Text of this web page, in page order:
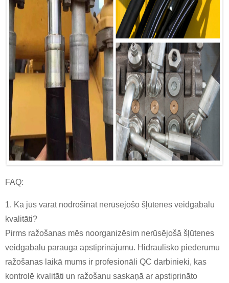
FAQ:
1. Kā jūs varat nodrošināt nerūsējošo šļūtenes veidgabalu
kvalitāti?
Pirms ražošanas mēs noorganizēsim nerūsējošā šļūtenes
veidgabalu parauga apstiprinājumu. Hidraulisko piederumu
ražošanas laikā mums ir profesionāli QC darbinieki, kas
kontrolē kvalitāti un ražošanu saskaņā ar apstiprināto